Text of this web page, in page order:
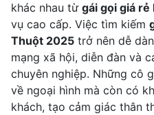
khác nhau từ gái gọi giá rẻ
vụ cao cấp. Việc tìm kiếm
Thuột 2025 trở nên dễ
mạng xã hội, diễn đàn và
chuyên nghiệp. Những cô
về ngoại hình mà còn có
khách, tạo cảm giác thân